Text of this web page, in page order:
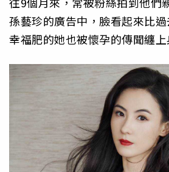
孫藝珍的廣告中，臉看起來比
幸福肥的她也被懷孕的傳聞纏上